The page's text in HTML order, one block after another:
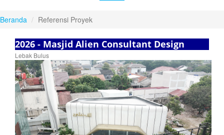
Beranda Referensi Proyek
2026 - Masjid Alien Consultant Design
Lebak Bulus
1 / 3